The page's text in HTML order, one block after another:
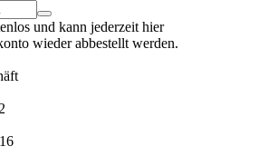
und kann jederzeit hier
wieder abbestellt werden.